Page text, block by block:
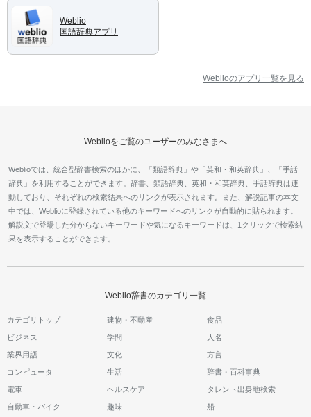
Weblio
国語辞典アプリ
Weblioのアプリ一覧を見る
Weblioをご覧のユーザーのみなさまへ
Weblioでは、統合型辞書検索のほかに、「類語辞典」や「英和・和英辞典」、「手話
辞典」を利用することができます。辞書、類語辞典、英和・和英辞典、手話辞典は連
動しており、それぞれの検索結果へのリンクが表示されます。また、解説記事の本文
中では、Weblioに登録されている他のキーワードへのリンクが自動的に貼られます。
解説文で登場した分からないキーワードや気になるキーワードは、1クリックで検索結
果を表示することができます。
Weblio辞書のカテゴリ一覧
カテゴリトップ 建物・不動産 食品
ビジネス 学問 人名
業界用語 文化 方言
コンピュータ 生活 辞書・百科事典
電車 ヘルスケア タレント出身地検索
自動車・バイク 趣味 船